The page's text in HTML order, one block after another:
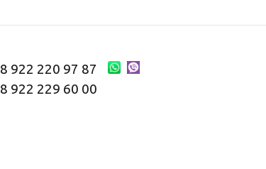
8 922 220 97 87
8 922 229 60 00